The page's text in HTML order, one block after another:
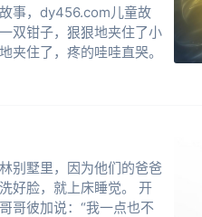
看着自己五只鸟宝宝，
诉我们，小鸟是我们人类的
识。
事，dy456.com儿童故
双钳子，狠狠地夹住了小
夹住了，疼的哇哇直哭。
别墅里，因为他们的爸爸
好脸，就上床睡觉。 开
哥彼加说：“我一点也不